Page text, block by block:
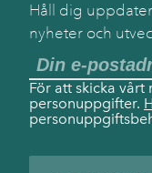
Håll dig
nyheter och
För att skicka
personuppgifter.